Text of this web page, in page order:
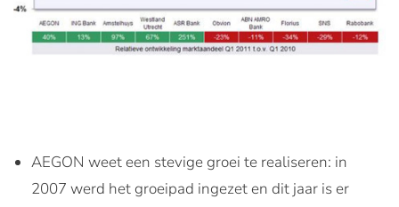
AEGON weet een stevige groei te realiseren: in
2007 werd het groeipad ingezet en dit jaar is er